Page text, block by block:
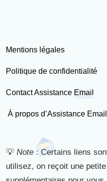
Mentions légales
Politique de confidentialité
Contact Assistance Email
À propos d’Assistance Email
💡 Note : Certains liens
utilisez, on reçoit une